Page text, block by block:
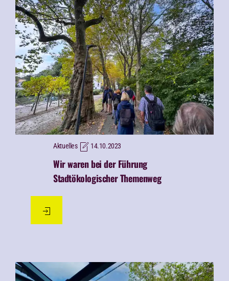
Aktuelles 14.10.2023
Wir waren bei der Führung
Stadtökologischer Themenweg